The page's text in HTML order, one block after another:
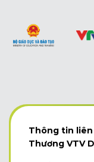
Thông tin liên
Thương VTV